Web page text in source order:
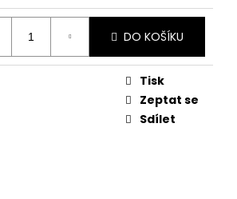
DO KOŠÍKU
Tisk
Zeptat se
Sdílet